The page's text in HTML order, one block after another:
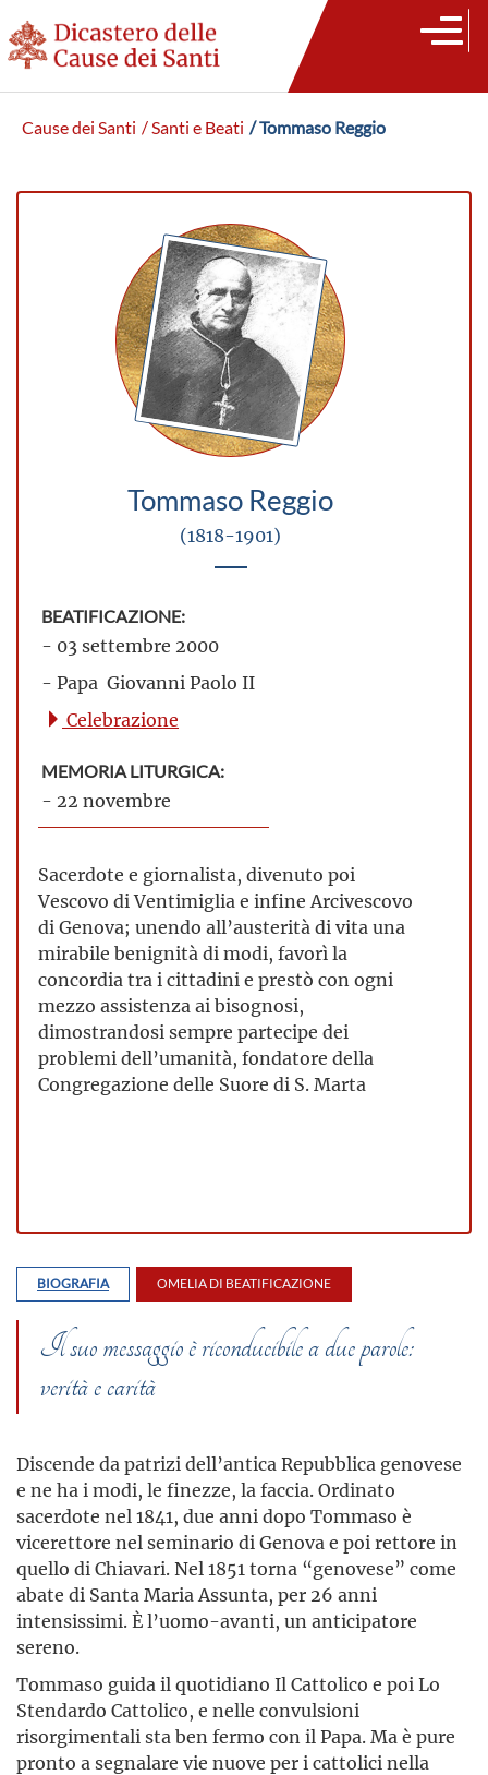
Cause dei Santi / Santi e Beati / Tommaso Reggio
Tommaso Reggio
(1818-1901)
BEATIFICAZIONE:
- 03 settembre 2000
- Papa Giovanni Paolo II
Celebrazione
MEMORIA LITURGICA:
- 22 novembre
Sacerdote e giornalista, divenuto poi
Vescovo di Ventimiglia e infine Arcivescovo
di Genova; unendo all’austerità di vita una
mirabile benignità di modi, favorì la
concordia tra i cittadini e prestò con ogni
mezzo assistenza ai bisognosi,
dimostrandosi sempre partecipe dei
problemi dell’umanità, fondatore della
Congregazione delle Suore di S. Marta
BIOGRAFIA OMELIA DI BEATIFICAZIONE
Il suo messaggio è riconducibile a due parole:
verità e carità
Discende da patrizi dell’antica Repubblica genovese
e ne ha i modi, le finezze, la faccia. Ordinato
sacerdote nel 1841, due anni dopo Tommaso è
vicerettore nel seminario di Genova e poi rettore in
quello di Chiavari. Nel 1851 torna “genovese” come
abate di Santa Maria Assunta, per 26 anni
intensissimi. È l’uomo-avanti, un anticipatore
sereno.
Tommaso guida il quotidiano Il Cattolico e poi Lo
Stendardo Cattolico, e nelle convulsioni
risorgimentali sta ben fermo con il Papa. Ma è pure
pronto a segnalare vie nuove per i cattolici nella